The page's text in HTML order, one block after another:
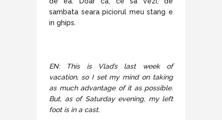
sambata seara piciorul meu stang e
in ghips.
EN: This is Vlad’s last week of
vacation, so I set my mind on taking
as much advantage of it as possible.
But, as of Saturday evening, my left
foot is in a cast.